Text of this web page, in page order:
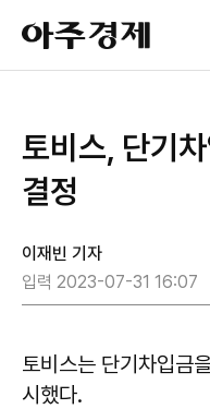
아
주
경
토비스, 단기
결정
이재빈 기자
입력 2023-07-31 16:07
토비스는 단기차입금
시했다.